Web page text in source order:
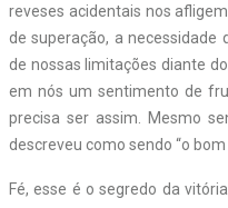
reveses acidentais nos
de superação, a necessidade
de nossas limitações diante
em nós um sentimento de
precisa ser assim. Mesmo
descreveu como sendo “o
Fé, esse é o segredo da